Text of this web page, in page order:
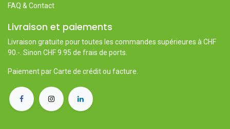
FAQ & Contact
Livraison et paiements
Livraison gratuite pour toutes les commandes supérieures à CHF
90.-. Sinon CHF 9.95 de frais de ports.
Paiement par Carte de crédit ou facture.